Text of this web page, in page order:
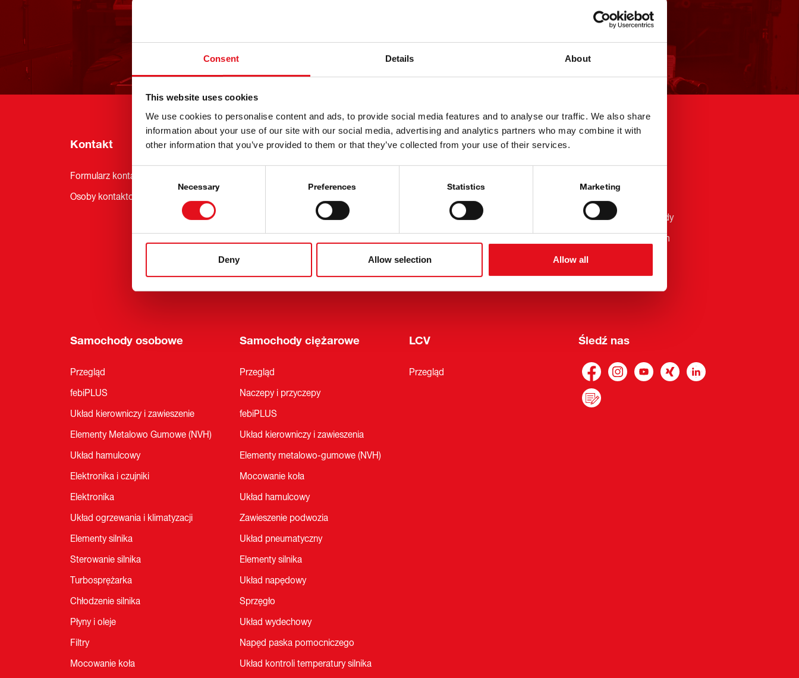
Consent Details About
This website uses cookies
We use cookies to personalise content and ads, to provide social media features and to analyse our traffic. We also share
information about your use of our site with our social media, advertising and analytics partners who may combine it with
other information that you’ve provided to them or that they’ve collected from your use of their services.
Consent
Necessary Preferences Statistics Marketing
Deny Allow selection Allow all
Kontakt
Formularz kontaktowy
Osoby kontaktowe
Info
febi ProKit
O febi
Ogólne warunki i zasady
Whistleblower Platform
Samochody osobowe
Przegląd
febiPLUS
Układ kierowniczy i zawieszenie
Elementy Metalowo Gumowe (NVH)
Układ hamulcowy
Elektronika i czujniki
Elektronika
Układ ogrzewania i klimatyzacji
Elementy silnika
Sterowanie silnika
Turbosprężarka
Chłodzenie silnika
Płyny i oleje
Filtry
Mocowanie koła
Samochody ciężarowe
Przegląd
Naczepy i przyczepy
febiPLUS
Układ kierowniczy i zawieszenia
Elementy metalowo-gumowe (NVH)
Mocowanie koła
Układ hamulcowy
Zawieszenie podwozia
Układ pneumatyczny
Elementy silnika
Układ napędowy
Sprzęgło
Układ wydechowy
Napęd paska pomocniczego
Układ kontroli temperatury silnika
LCV
Przegląd
Śledź nas